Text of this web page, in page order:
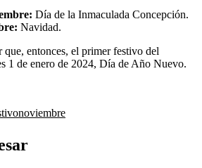
Día de la Inmaculada Concepción.
Navidad.
entonces, el primer festivo del
1 de enero de 2024, Día de Año Nuevo.
noviembre